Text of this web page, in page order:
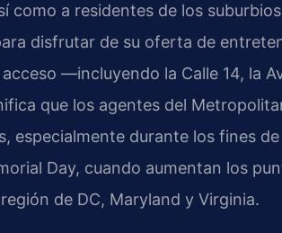
como a residentes de los
disfrutar de su oferta de
—incluyendo la Calle 14, la
que los agentes del
especialmente durante los fines
Day, cuando aumentan los
de DC, Maryland y Virginia.